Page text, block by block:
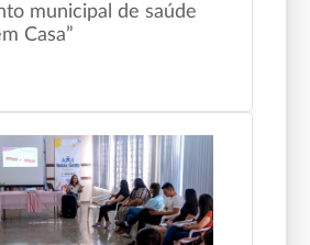
municipal de saúde
Casa”